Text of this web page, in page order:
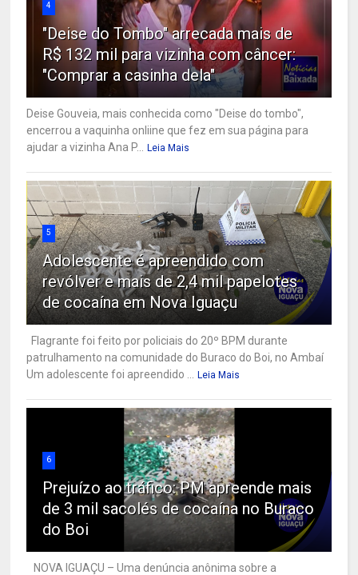
4
"Deise do Tombo" arrecada mais de
R$ 132 mil para vizinha com câncer:
"Comprar a casinha dela"
Deise Gouveia, mais conhecida como "Deise do tombo",
encerrou a vaquinha onliine que fez em sua página para
ajudar a vizinha Ana P...
Leia Mais
5
Adolescente é apreendido com
revólver e mais de 2,4 mil papelotes
de cocaína em Nova Iguaçu
Flagrante foi feito por policiais do 20º BPM durante
patrulhamento na comunidade do Buraco do Boi, no Ambaí
Um adolescente foi apreendido ...
Leia Mais
6
Prejuízo ao tráfico: PM apreende mais
de 3 mil sacolés de cocaína no Buraco
do Boi
NOVA IGUAÇU – Uma denúncia anônima sobre a